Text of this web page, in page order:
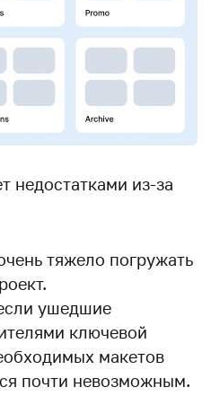
недостатками из-за
тяжело погружать
ушедшие
ключевой
макетов
почти невозможным.